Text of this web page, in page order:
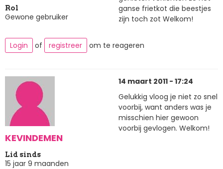
Rol
Gewone gebruiker
ganse frietkot die beestjes
zijn toch zot Welkom!
Login of registreer om te reageren
KEVINDEMEN
Lid sinds
15 jaar 9 maanden
14 maart 2011 - 17:24
Gelukkig vloog je niet zo snel
voorbij, want anders was je
misschien hier gewoon
voorbij gevlogen. Welkom!